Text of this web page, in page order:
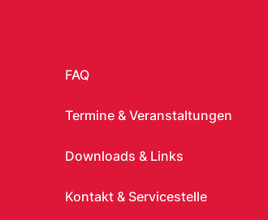
in die Gemeinfreiheit, auch genannt
FAQ
Termine & Veranstaltungen
Downloads & Links
Kontakt & Servicestelle